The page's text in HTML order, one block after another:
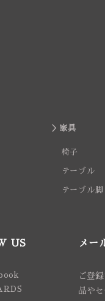
家具
椅子
テーブル
テーブル脚
US メー
ご登
品や